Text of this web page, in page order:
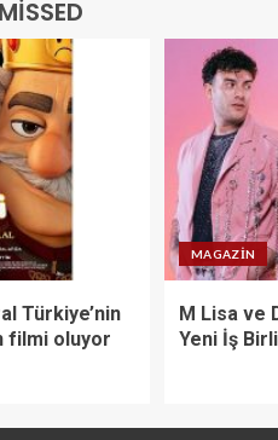
Türkiye’nin
filmi oluyor
MAGAZIN
M Lisa ve
Yeni İş